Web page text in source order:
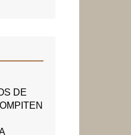
DE